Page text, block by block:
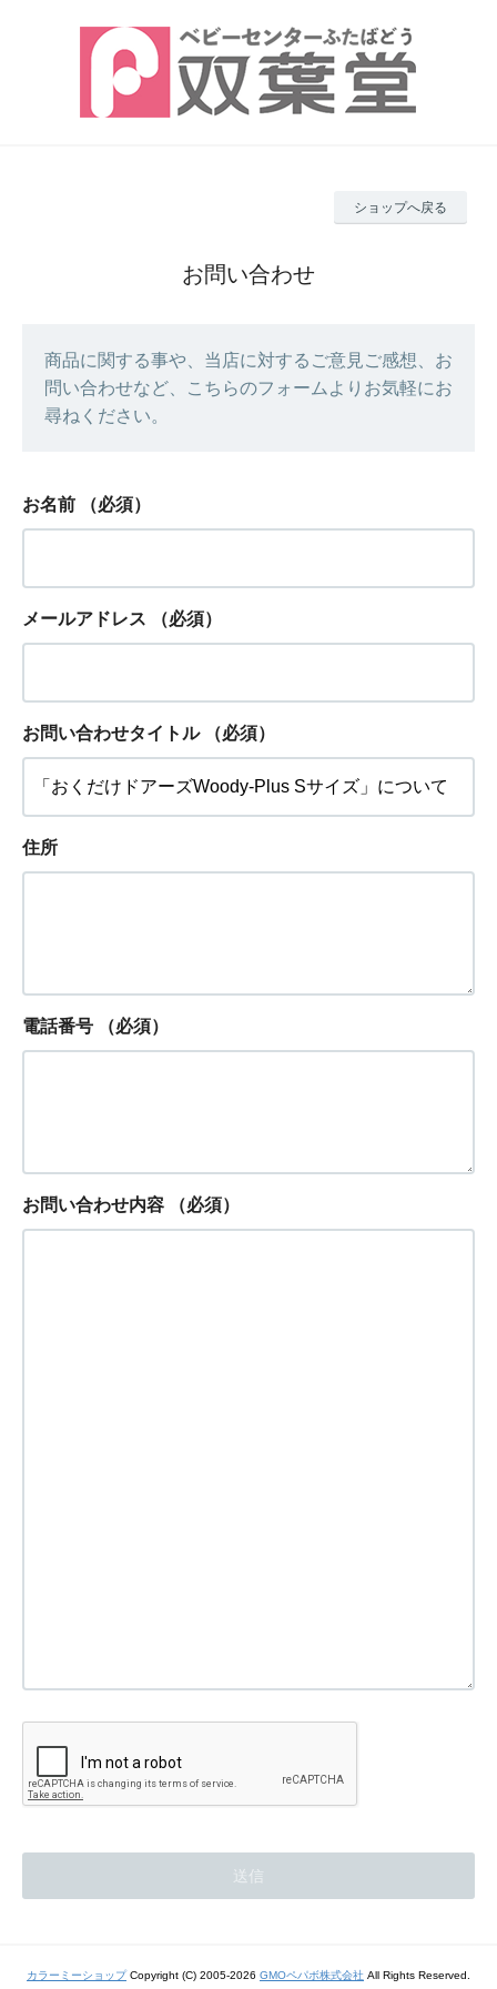
ショップへ戻る
お問い合わせ
商品に関する事や、当店に対するご意見ご感想、お
問い合わせなど、こちらのフォームよりお気軽にお
尋ねください。
お名前 （必須）
メールアドレス （必須）
お問い合わせタイトル （必須）
住所
電話番号 （必須）
お問い合わせ内容 （必須）
カラーミーショップCopyright (C) 2005-2026 GMOペパボ株式会社 All Rights Reserved.